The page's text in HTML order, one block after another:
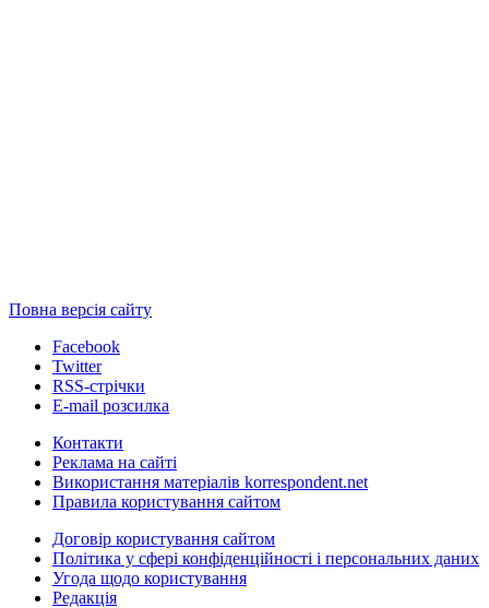
Повна версія сайту
Facebook
Twitter
RSS-стрічки
E-mail розсилка
Контакти
Реклама на сайті
Використання матеріалів korrespondent.net
Правила користування сайтом
Договір користування сайтом
Політика у сфері конфіденційності і персональних даних
Угода щодо користування
Редакція